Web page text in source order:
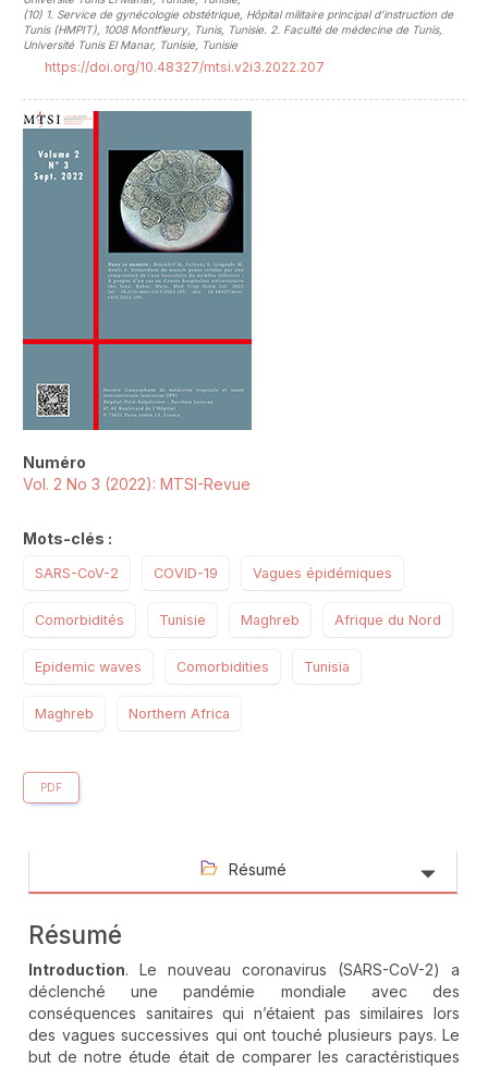
(10) 1. Service de gynécologie obstétrique, Hôpital militaire principal d’instruction de
Tunis (HMPIT), 1008 Montfleury, Tunis, Tunisie. 2. Faculté de médecine de Tunis,
Université Tunis El Manar, Tunisie, Tunisie
https://doi.org/10.48327/mtsi.v2i3.2022.207
Numéro
Vol. 2 No 3 (2022): MTSI-Revue
Mots-clés :
SARS-CoV-2 COVID-19 Vagues épidémiques
Comorbidités Tunisie Maghreb Afrique du Nord
Epidemic waves Comorbidities Tunisia
Maghreb Northern Africa
PDF
Résumé
Résumé
Introduction. Le nouveau coronavirus (SARS-CoV-2) a
déclenché une pandémie mondiale avec des
conséquences sanitaires qui n’étaient pas similaires lors
des vagues successives qui ont touché plusieurs pays. Le
but de notre étude était de comparer les caractéristiques